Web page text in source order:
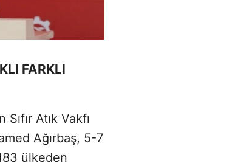
FARKLI
Atık Vakfı
Ağırbaş, 5-7
ülkeden